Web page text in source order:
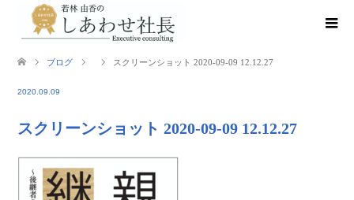
ブログ スクリーンショット 2020-09-09 12.12.27
2020.09.09
スクリーンショット 2020-09-09 12.12.27